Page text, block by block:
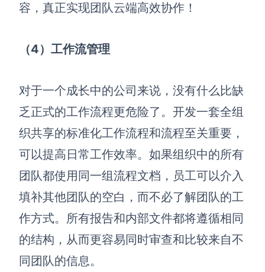
容，真正实现团队云端高效协作！
（4） 工作流管理
对于一个成长中的公司来说，没有什么比缺
乏正式的工作流程更危险了。开发一套全组
织共享的标准化工作流程和流程至关重要，
可以提高日常工作效率。如果组织中的所有
团队都使用同一组流程文档 ，员工可以介入
填补其他团队的空白，而不必了解团队的工
作方式。 所有报告和内部文件都将遵循相同
的结构，从而更容易同时审查和比较来自不
同团队的信息。